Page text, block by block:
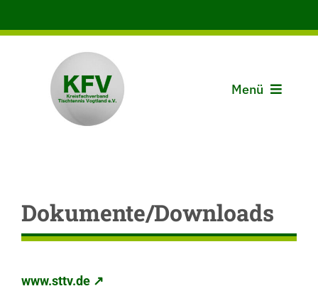
Inhalt
Menü
Spielbetrieb
Dokumente/Downloads
www.sttv.de ↗